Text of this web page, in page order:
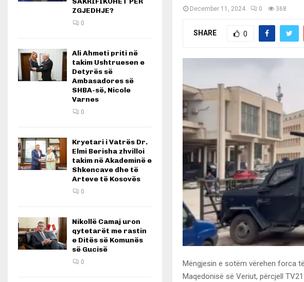
December 11, 2024 0 368
SHARE 0
Mëngjesin e sotëm vërehen forca
Maqedonisë së Veriut, përcjell
ZGJEDHJE?
0
Ali Ahmeti priti në
takim Ushtruesen e
Detyrës së
Ambasadores së
SHBA-së, Nicole
Varnes
0
Kryetari i Vatrës Dr.
Elmi Berisha zhvilloi
takim në Akademinë e
Shkencave dhe të
Arteve të Kosovës
0
Nikollë Camaj uron
qytetarët me rastin
e Ditës së Komunës
së Gucisë
0